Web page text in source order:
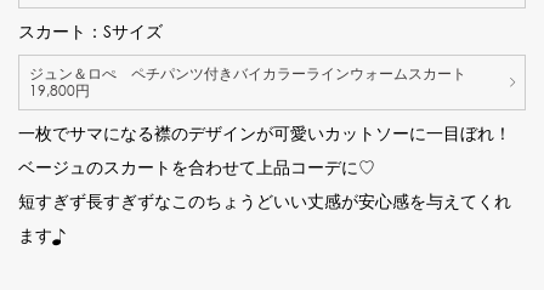
スカート：Sサイズ
ジュン＆ロぺ ペチパンツ付きバイカラーラインウォームスカート
19,800円
一枚でサマになる襟のデザインが可愛いカットソーに一目ぼれ！
ベージュのスカートを合わせて上品コーデに♡
短すぎず長すぎずなこのちょうどいい丈感が安心感を与えてくれ
ます♪